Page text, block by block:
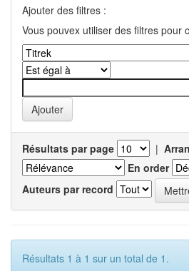
Ajouter des filtres :
Vous pouvex utiliser des filtres pour
Résultats par page |
En order
Auteurs par record
Résultats 1 à 1 sur un total de 1.